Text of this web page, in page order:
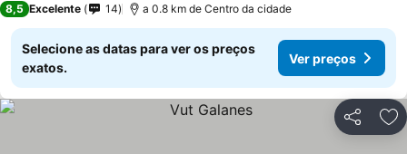
8,5 Excelente 14 a 0.8 km de Centro da cidade
Selecione as datas para ver os preços
exatos.
Ver preços
Partilhar